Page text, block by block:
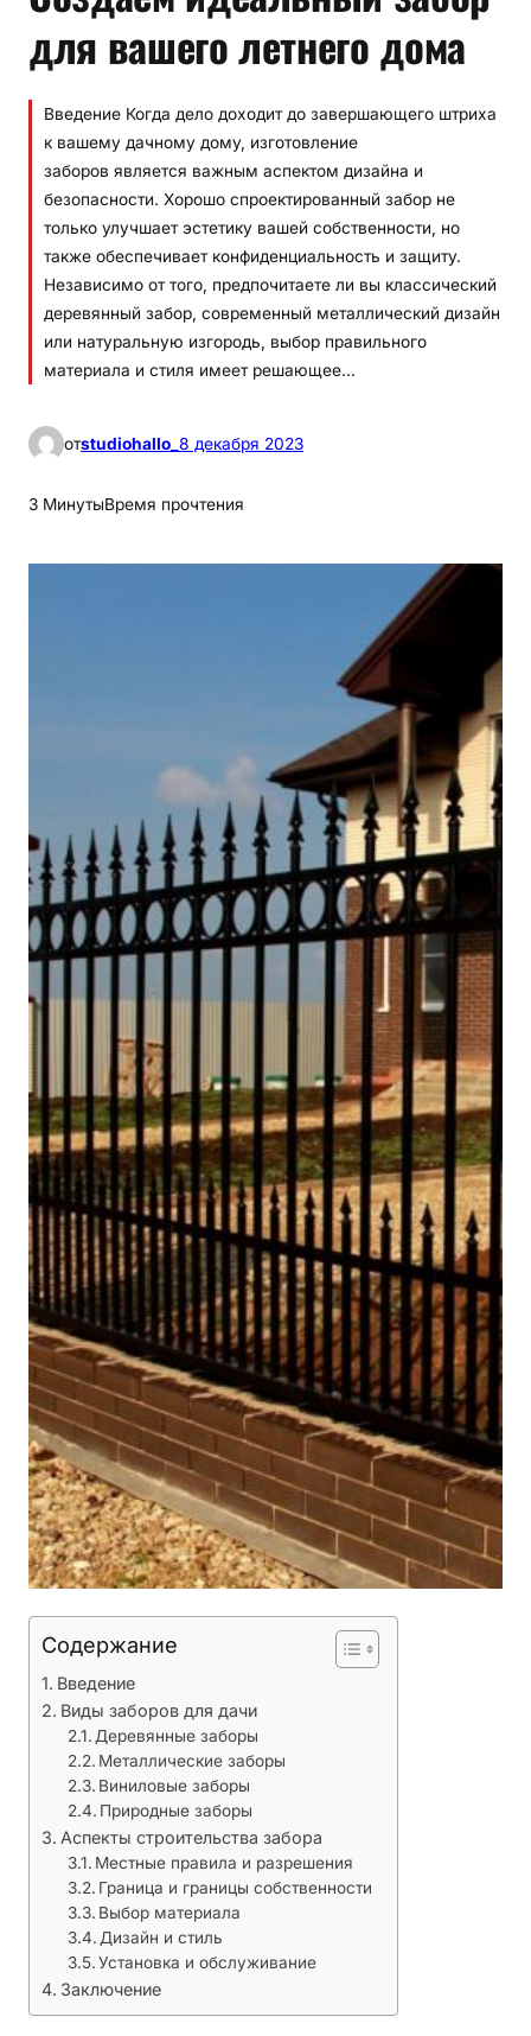
для вашего летнего дома
Введение Когда дело доходит до завершающего штриха
к вашему дачному дому, изготовление
заборов является важным аспектом дизайна и
безопасности. Хорошо спроектированный забор не
только улучшает эстетику вашей собственности, но
также обеспечивает конфиденциальность и защиту.
Независимо от того, предпочитаете ли вы классический
деревянный забор, современный металлический дизайн
или натуральную изгородь, выбор правильного
материала и стиля имеет решающее…
отstudiohallo_ 8 декабря 2023
3 МинутыВремя прочтения
Содержание
Введение
Виды заборов для дачи
Деревянные заборы
Металлические заборы
Виниловые заборы
Природные заборы
Аспекты строительства забора
Местные правила и разрешения
Граница и границы собственности
Выбор материала
Дизайн и стиль
Установка и обслуживание
Заключение